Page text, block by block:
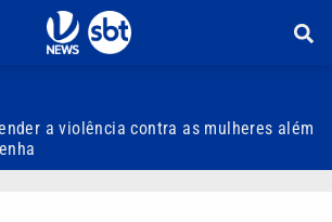
a violência contra as mulheres além